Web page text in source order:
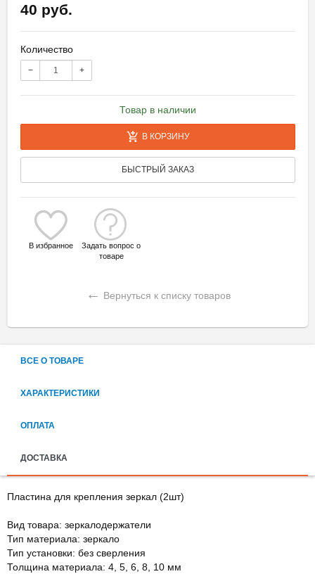
40 руб.
Количество
− +
Товар в наличии
В КОРЗИНУ
БЫСТРЫЙ ЗАКАЗ
В избранное
Задать вопрос о
товаре
← Вернуться к списку товаров
ВСЕ О ТОВАРЕ
ХАРАКТЕРИСТИКИ
ОПЛАТА
ДОСТАВКА
Пластина для крепления зеркал (2шт)
Вид товара: зеркалодержатели
Тип материала: зеркало
Тип установки: без сверления
Толщина материала: 4, 5, 6, 8, 10 мм